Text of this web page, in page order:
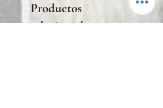
Productos
relacionados